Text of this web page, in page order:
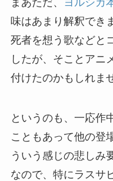
味はあまり解釈でき
死者を想う歌などと
したが、そことアニ
付けたのかもしれま
というのも、一応作
こともあって他の登
ういう感じの悲しみ
なので、特にラスサ